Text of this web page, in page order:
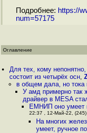
Подробнее: https://
num=57175
Оглавление
Для тех, кому
состоит из четырёх осн,
в общем дала, но тока
У амд примерно так
драйвер в MESA
ЕМНИП оно умеет
22:37 , 12-Май-22, (245)
На многих
умеет, ручное